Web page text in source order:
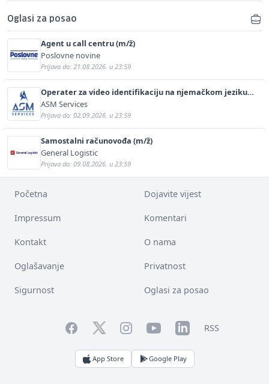
Oglasi za posao
Agent u call centru (m/ž)
Poslovne novine
Prijava do: 21.08.2026. u 23:59
Operater za video identifikaciju na njemačkom jeziku
(m/ž)
ASM Services
Prijava do: 02.09.2026. u 23:59
Samostalni računovođa (m/ž)
General Logistic
Prijava do: 09.08.2026. u 23:59
Početna Dojavite vijest
Impressum Komentari
Kontakt O nama
Oglašavanje Privatnost
Sigurnost Oglasi za posao
FacebookTwitterInstagramYouTubeLinkedInRSS
App Store Google Play